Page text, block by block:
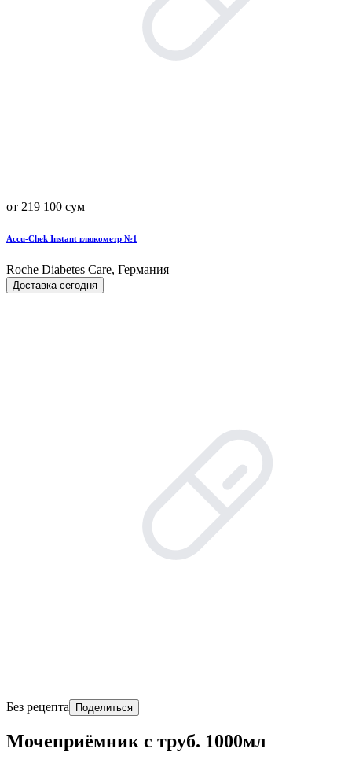
от 219 100 сум
Accu-Chek Instant глюкометр №1
Roche Diabetes Care, Германия
Доставка сегодня
Без рецепта Поделиться
Мочеприёмник с труб. 1000мл